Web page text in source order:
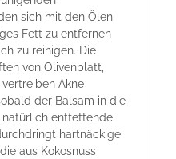
sich mit den Ölen
Fett zu entfernen
zu reinigen. Die
von Olivenblatt,
Akne
der Balsam in die
natürlich entfettende
hartnäckige
aus Kokosnuss